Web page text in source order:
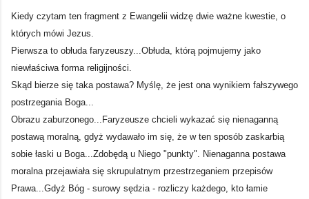
Kiedy czytam ten fragment z Ewangelii widzę dwie ważne kwestie, o
których mówi Jezus.
Pierwsza to obłuda faryzeuszy...Obłuda, którą pojmujemy jako
niewłaściwa forma religijności.
Skąd bierze się taka postawa? Myślę, że jest ona wynikiem fałszywego
postrzegania Boga...
Obrazu zaburzonego...Faryzeusze chcieli wykazać się nienaganną
postawą moralną, gdyż wydawało im się, że w ten sposób zaskarbią
sobie łaski u Boga...Zdobędą u Niego "punkty". Nienaganna postawa
moralna przejawiała się skrupulatnym przestrzeganiem przepisów
Prawa...Gdyż Bóg - surowy sędzia - rozliczy każdego, kto łamie